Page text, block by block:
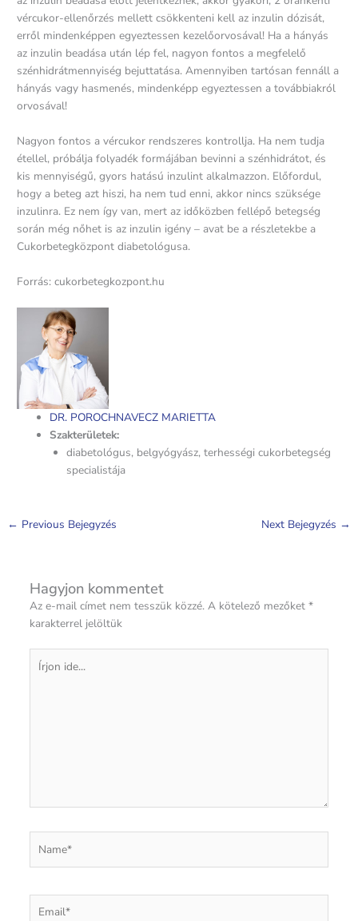
vércukor-ellenőrzés mellett csökkenteni kell az inzulin dózisát,
erről mindenképpen egyeztessen kezelőorvosával! Ha a hányás
az inzulin beadása után lép fel, nagyon fontos a megfelelő
szénhidrátmennyiség bejuttatása. Amennyiben tartósan fennáll a
hányás vagy hasmenés, mindenképp egyeztessen a továbbiakról
orvosával!
Nagyon fontos a vércukor rendszeres kontrollja. Ha nem tudja
étellel, próbálja folyadék formájában bevinni a szénhidrátot, és
kis mennyiségű, gyors hatású inzulint alkalmazzon. Előfordul,
hogy a beteg azt hiszi, ha nem tud enni, akkor nincs szüksége
inzulinra. Ez nem így van, mert az időközben fellépő betegség
során még nőhet is az inzulin igény – avat be a részletekbe a
Cukorbetegközpont diabetológusa.
Forrás: cukorbetegkozpont.hu
DR. POROCHNAVECZ MARIETTA
Szakterületek:
diabetológus, belgyógyász, terhességi cukorbetegség
specialistája
← Previous Bejegyzés Next Bejegyzés →
Hagyjon kommentet
Az e-mail címet nem tesszük közzé. A kötelező mezőket *
karakterrel jelöltük
Írjon
ide...